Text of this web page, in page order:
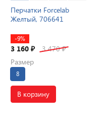
Перчатки Forcelab
Желтый, 706641
-9%
3 160 ₽ 3 470₽
Размер
8
В корзину